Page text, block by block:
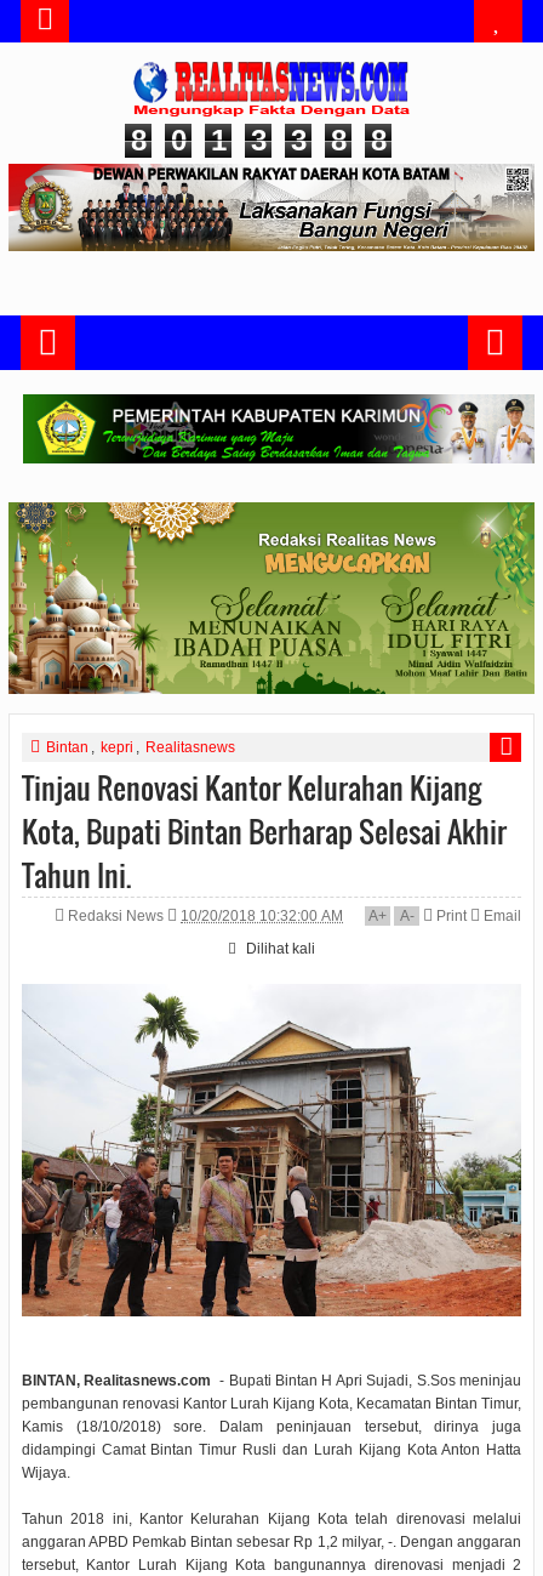
8 0 1 3 3 8 8
Bintan kepri Realitasnews
Tinjau Renovasi Kantor Kelurahan Kijang
Kota, Bupati Bintan Berharap Selesai Akhir
Tahun Ini.
Redaksi News 10/20/2018 10:32:00 AM A+ A- Print
Email
Dilihat kali
BINTAN, Realitasnews.com - Bupati Bintan H Apri Sujadi, S.Sos meninjau
pembangunan renovasi Kantor Lurah Kijang Kota, Kecamatan Bintan Timur,
Kamis (18/10/2018) sore. Dalam peninjauan tersebut, dirinya juga
didampingi Camat Bintan Timur Rusli dan Lurah Kijang Kota Anton Hatta
Wijaya.
Tahun 2018 ini, Kantor Kelurahan Kijang Kota telah direnovasi melalui
anggaran APBD Pemkab Bintan sebesar Rp 1,2 milyar, -. Dengan anggaran
tersebut, Kantor Lurah Kijang Kota bangunannya direnovasi menjadi 2